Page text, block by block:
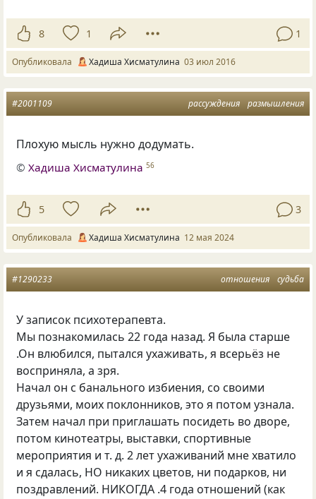
8 1 1
Опубликовала Хадиша Хисматулина 03 июл 2016
рассуждения размышления
#2001109
Плохую мысль нужно додумать.
©Хадиша Хисматулина 56
5 3
Опубликовала Хадиша Хисматулина 12 мая 2024
отношения судьба
#1290233
У записок психотерапевта.
Мы познакомилась 22 года назад. Я была старше
.Он влюбился, пытался ухаживать, я всерьёз не
восприняла, а зря.
Начал он с банального избиения, со своими
друзьями, моих поклонников, это я потом узнала.
Затем начал при приглашать посидеть во дворе,
потом кинотеатры, выставки, спортивные
мероприятия и т. д. 2 лет ухаживаний мне хватило
и я сдалась, НО никаких цветов, ни подарков, ни
поздравлений. НИКОГДА .4 года отношений (как